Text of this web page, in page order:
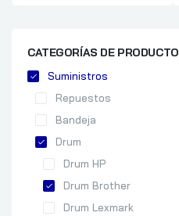
CATEGORÍAS DE PRODUCTO
Suministros
Repuestos
Bandeja
Drum
Drum HP
Drum Brother
Drum Lexmark